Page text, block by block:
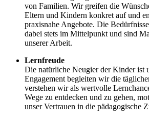
von Familien. Wir greifen die
Eltern und Kindern konkret auf und
praxisnahe Angebote. Die
dabei stets im Mittelpunkt und sind
unserer Arbeit.
Lernfreude
Die natürliche Neugier der Kinder ist
Engagement begleiten wir die
verstehen wir als wertvolle
Wege zu entdecken und zu gehen,
unser Vertrauen in die pädagogische